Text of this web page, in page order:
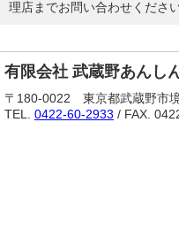
理店までお問い合わせください
有限会社 武蔵野あんし
〒180-0022 東京都武蔵野市
TEL. 0422-60-2933 / FAX.